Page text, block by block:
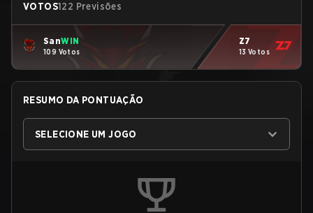
VOTOS122 Previsões
SanWIN
109 Votos
Z7
13 Votos
RESUMO DA PONTUAÇÃO
SELECIONE UM JOGO